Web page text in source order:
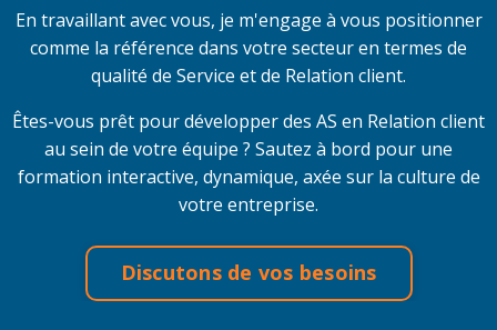
En travaillant avec vous, je m'engage à vous positionner
comme la référence dans votre secteur en termes de
qualité de Service et de Relation client.
Êtes-vous prêt pour développer des AS en Relation client
au sein de votre équipe ? Sautez à bord pour une
formation interactive, dynamique, axée sur la culture de
votre entreprise.
Discutons de vos besoins